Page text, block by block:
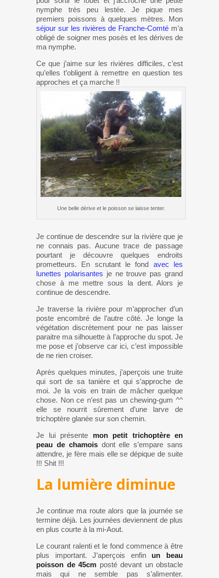
nymphe très peu lestée. Je pique mes
premiers poissons à quelques mètres. Mon
séjour sur les rivières de Franche-Comté m’a
obligé de soigner mes posés et les dérives de
ma nymphe.
Ce que j’aime sur les rivières difficiles, c’est
qu’elles t’obligent à remettre en question tes
approches et ça marche !!
Une belle dérive et le poisson se laisse tenter.
Je continue de descendre sur la rivière que je
ne connais pas. Aucune trace de passage
pourtant je découvre quelques endroits
prometteurs. En scrutant le fond avec les
lunettes polarisantes je ne trouve pas grand
chose à me mettre sous la dent. Alors je
continue de descendre.
Je traverse la rivière pour m’approcher d’un
poste encombré de l’autre côté. Je longe la
végétation discrètement pour ne pas laisser
paraitre ma silhouette à l’approche du spot. Je
me pose et j’observe car ici, c’est impossible
de ne rien croiser.
Après quelques minutes, j’aperçois une truite
qui sort de sa tanière et qui s’approche de
moi. Je la vois en train de mâcher quelque
chose. Non ce n’est pas un chewing-gum ^^
elle se nourrit sûrement d’une larve de
trichoptère glanée sur son chemin.
Je lui présente mon petit trichoptère en
peau de chamoisdont elle s’empare sans
attendre, je fère mais elle se dépique de suite
!!! Shit !!!
La lumière diminue
Je continue ma route alors que la journée se
termine déjà. Les journées deviennent de plus
en plus courte à la mi-Aout.
Le courant ralenti et le fond commence à être
plus important. J’aperçois enfin un beau
poisson de 45cm posté devant un obstacle
mais qui ne semble pas s’alimenter.